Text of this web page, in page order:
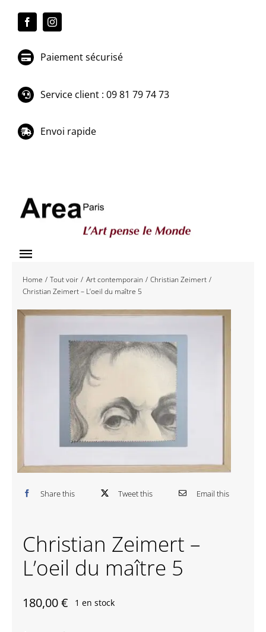
Paiement sécurisé
Service client : 09 81 79 74 73
Envoi rapide
Toggle
Navigation
Accueil
Area revue)s(
Blog
Contactez-nous
Home Tout voir Art contemporain
Christian Zeimert
Christian Zeimert – L’oeil du maître 5
Share this Tweet this Email this
Christian Zeimert –
L’oeil du maître 5
180,00€ 1 en stock